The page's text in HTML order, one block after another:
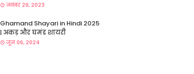
नवंबर 29, 2023
Ghamand Shayari in Hindi 2025
| अकड़ और घमंड शायरी
जून 06, 2024